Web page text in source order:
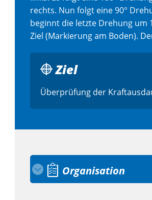
rechts. Nun folgt eine 90°
beginnt die letzte Drehung um
Ziel (Markierung am Boden).
Ziel
Überprüfung der
Organisation